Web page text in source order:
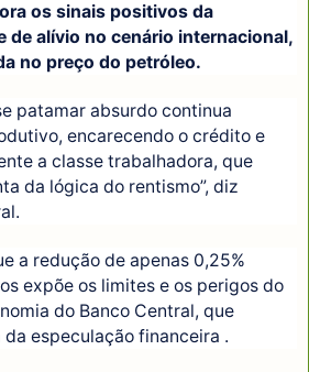
os sinais positivos da
de alívio no cenário internacional,
no preço do petróleo.
patamar absurdo continua
encarecendo o crédito e
a classe trabalhadora, que
da lógica do rentismo”, diz
a redução de apenas 0,25%
expõe os limites e os perigos do
do Banco Central, que
especulação financeira .